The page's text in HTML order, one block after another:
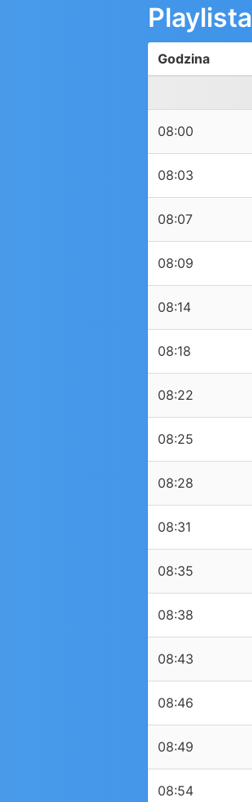
Playlista
Godzina
08:00
08:03
08:07
08:09
08:14
08:18
08:22
08:25
08:28
08:31
08:35
08:38
08:43
08:46
08:49
08:54